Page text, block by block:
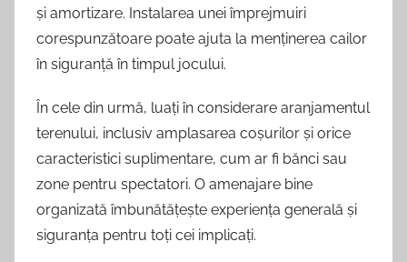
și amortizare. Instalarea unei împrejmuiri
corespunzătoare poate ajuta la menținerea cailor
în siguranță în timpul jocului.
În cele din urmă, luați în considerare aranjamentul
terenului, inclusiv amplasarea coșurilor și orice
caracteristici suplimentare, cum ar fi bănci sau
zone pentru spectatori. O amenajare bine
organizată îmbunătățește experiența generală și
siguranța pentru toți cei implicați.